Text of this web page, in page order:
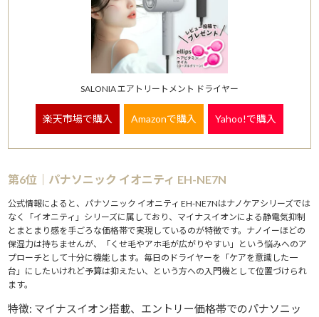
SALONIA エアトリートメント ドライヤー
楽天市場で購入 Amazonで購入 Yahoo!で購入
第6位｜パナソニック イオニティ EH-NE7N
公式情報によると、パナソニック イオニティ EH-NE7Nはナノケアシリーズでは
なく「イオニティ」シリーズに属しており、マイナスイオンによる静電気抑制
とまとまり感を手ごろな価格帯で実現しているのが特徴です。ナノイーほどの
保湿力は持ちませんが、「くせ毛やアホ毛が広がりやすい」という悩みへのア
プローチとして十分に機能します。毎日のドライヤーを「ケアを意識した一
台」にしたいけれど予算は抑えたい、という方への入門機として位置づけられ
ます。
特徴: マイナスイオン搭載、エントリー価格帯でのパナソニッ